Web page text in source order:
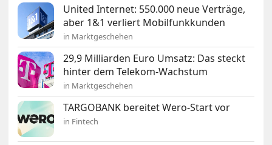
United Internet: 550.000 neue Verträge,
aber 1&1 verliert Mobilfunkkunden
in Marktgeschehen
29,9 Milliarden Euro Umsatz: Das steckt
hinter dem Telekom-Wachstum
in Marktgeschehen
TARGOBANK bereitet Wero-Start vor
in Fintech